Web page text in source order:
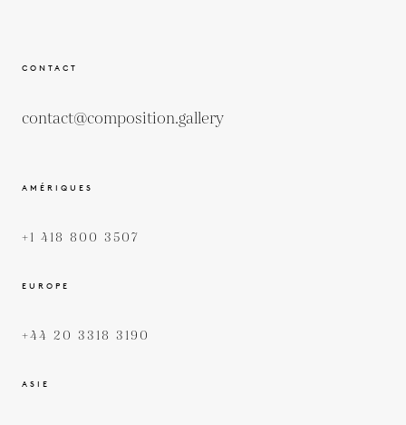
CONTACT
contact@composition.gallery
AMÉRIQUES
+1 418 800 3507
EUROPE
+44 20 3318 3190
ASIE